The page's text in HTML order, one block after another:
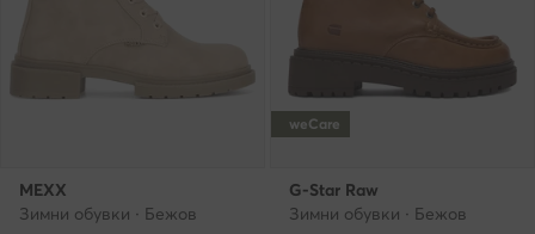
MEXX
Зимни обувки · Бежов
weCare
G-Star Raw
Зимни обувки · Бежов